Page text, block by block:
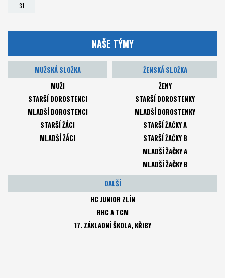
31
NAŠE TÝMY
MUŽSKÁ SLOŽKA
MUŽI
STARŠÍ DOROSTENCI
MLADŠÍ DOROSTENCI
STARŠÍ ŽÁCI
MLADŠÍ ŽÁCI
ŽENSKÁ SLOŽKA
ŽENY
STARŠÍ DOROSTENKY
MLADŠÍ DOROSTENKY
STARŠÍ ŽAČKY A
STARŠÍ ŽAČKY B
MLADŠÍ ŽAČKY A
MLADŠÍ ŽAČKY B
DALŠÍ
HC JUNIOR ZLÍN
RHC A TCM
17. ZÁKLADNÍ ŠKOLA, KŘIBY